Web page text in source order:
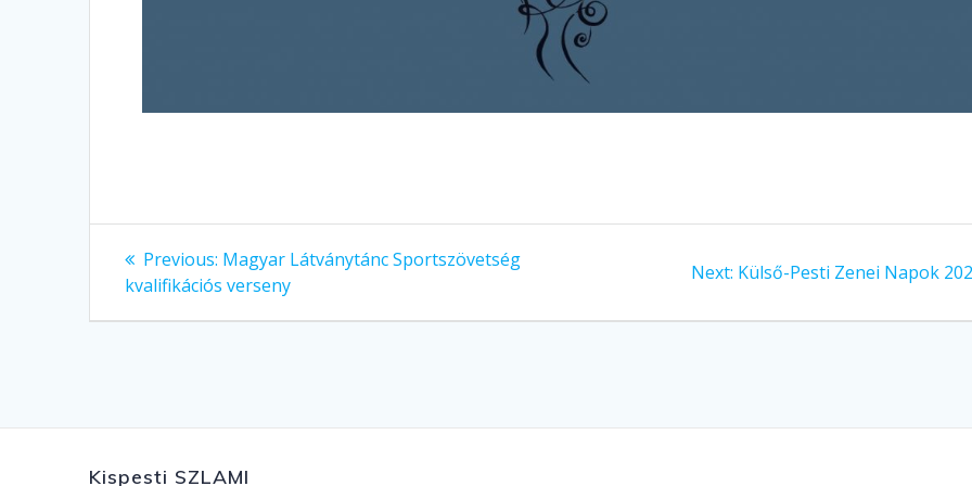
Bejegyzés
navigáció
Previous: Previous
post:
Magyar Látványtánc Sportszövetség
kvalifikációs verseny
Next: Next
Külső-Pesti Zenei Napok
Kispesti SZLAMI